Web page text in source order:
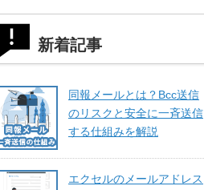
Webプッシュ通知サービス
プロモーション支援事業
新着記事
同報メールとは？Bcc送信
のリスクと安全に一斉送信
する仕組みを解説
エクセルのメールアドレス